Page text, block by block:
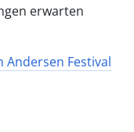
erwarten
Andersen Festival